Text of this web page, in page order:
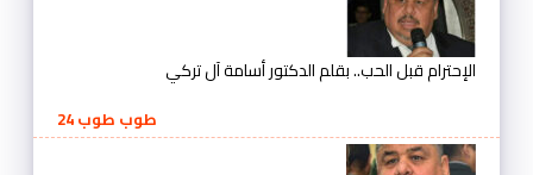
الإحترام قبل الحب.. بقلم الدكتور أسامة آل تركي
طوب طوب 24